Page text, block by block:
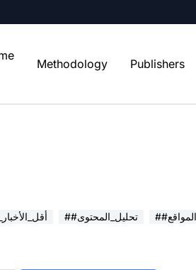
Methodology Publishers
##تحليل_المحتوى